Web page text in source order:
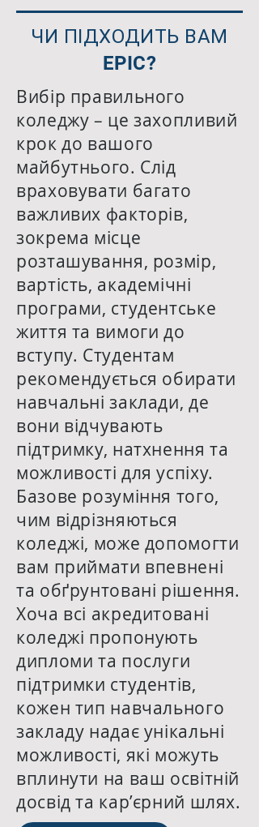
ЧИ ПІДХОДИТЬ ВАМ
EPIC?
Вибір правильного
коледжу – це захопливий
крок до вашого
майбутнього. Слід
враховувати багато
важливих факторів,
зокрема місце
розташування, розмір,
вартість, академічні
програми, студентське
життя та вимоги до
вступу. Студентам
рекомендується обирати
навчальні заклади, де
вони відчувають
підтримку, натхнення та
можливості для успіху.
Базове розуміння того,
чим відрізняються
коледжі, може допомогти
вам приймати впевнені
та обґрунтовані рішення.
Хоча всі акредитовані
коледжі пропонують
дипломи та послуги
підтримки студентів,
кожен тип навчального
закладу надає унікальні
можливості, які можуть
вплинути на ваш освітній
досвід та кар’єрний шлях.